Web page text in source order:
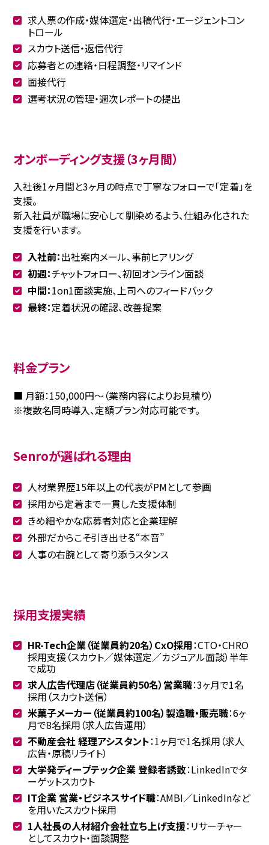
求人票の作成・媒体選定・出稿代行・エージェントコン
トロール
スカウト送信・返信代行
応募者との連絡・日程調整・リマインド
面接代行
選考状況の管理・週次レポートの提出
オンボーディング支援（3ヶ月間）
入社後1ヶ月間と3ヶ月の時点で丁寧なフォローで「定着」を
支援。
新入社員が職場に安心して馴染めるよう、仕組み化された
支援を行います。
入社前：出社案内メール、事前ヒアリング
初週：チャットフォロー、初回オンライン面談
中間：1on1面談実施、上司へのフィードバック
最終：定着状況の確認、改善提案
料金プラン
■ 月額：150,000円〜（業務内容によりお見積り）
※複数名同時導入、定額プラン対応可能です。
Senroが選ばれる理由
人材業界歴15年以上の代表がPMとして参画
採用から定着まで一貫した支援体制
きめ細やかな応募者対応と企業理解
外部だからこそ引き出せる“本音”
人事の右腕として寄り添うスタンス
採用支援実績
HR-Tech企業（従業員約20名）CxO採用：CTO・CHRO
採用支援（スカウト／媒体選定／カジュアル面談）半年
で成功
求人広告代理店（従業員約50名）営業職：3ヶ月で1名
採用（スカウト送信）
米菓子メーカー（従業員約100名）製造職・販売職：6ヶ
月で8名採用（求人広告運用）
不動産会社 経理アシスタント：1ヶ月で1名採用（求人
広告・原稿リライト）
大学発ディープテック企業 登録者誘致：LinkedInでタ
ーゲットスカウト
IT企業 営業・ビジネスサイド職：AMBI／LinkedInなど
を用いたスカウト採用
1人社長の人材紹介会社立ち上げ支援：リサーチャー
としてスカウト・面談調整